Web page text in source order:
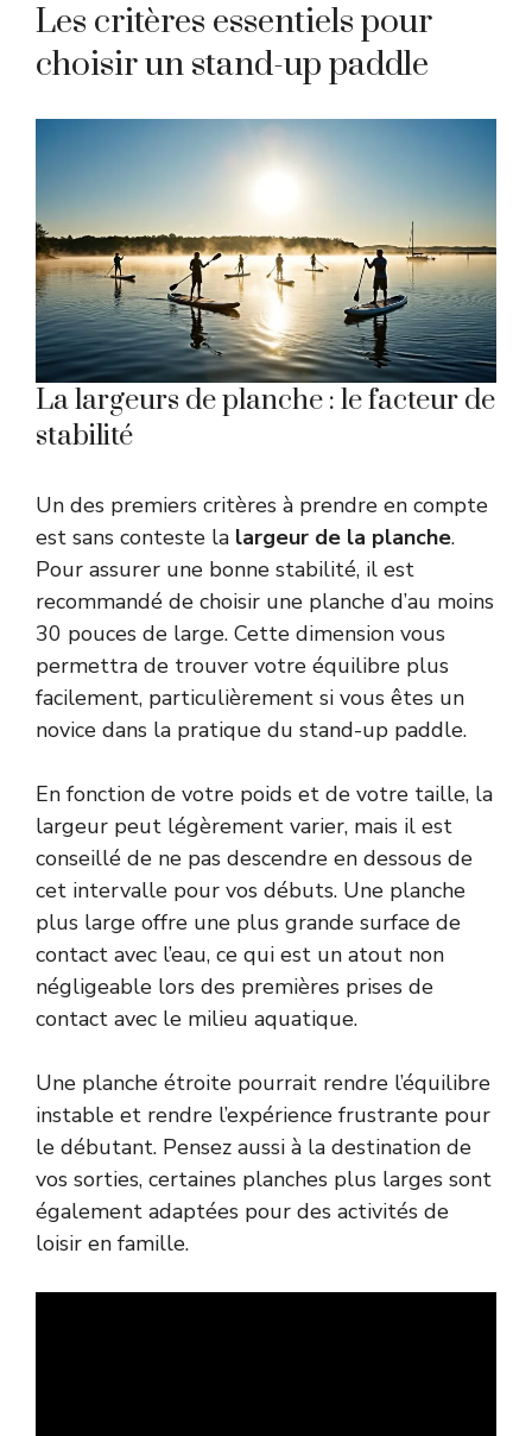
Les critères essentiels pour
choisir un stand-up paddle
La largeurs de planche : le facteur de
stabilité
Un des premiers critères à prendre en compte
est sans conteste la largeur de la planche.
Pour assurer une bonne stabilité, il est
recommandé de choisir une planche d’au moins
30 pouces de large. Cette dimension vous
permettra de trouver votre équilibre plus
facilement, particulièrement si vous êtes un
novice dans la pratique du stand-up paddle.
En fonction de votre poids et de votre taille, la
largeur peut légèrement varier, mais il est
conseillé de ne pas descendre en dessous de
cet intervalle pour vos débuts. Une planche
plus large offre une plus grande surface de
contact avec l’eau, ce qui est un atout non
négligeable lors des premières prises de
contact avec le milieu aquatique.
Une planche étroite pourrait rendre l’équilibre
instable et rendre l’expérience frustrante pour
le débutant. Pensez aussi à la destination de
vos sorties, certaines planches plus larges sont
également adaptées pour des activités de
loisir en famille.